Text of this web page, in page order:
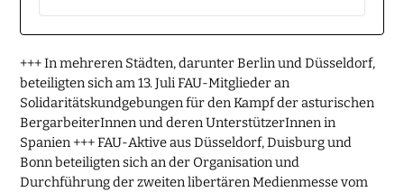
+++ In mehreren Städten, darunter Berlin und Düsseldorf,
beteiligten sich am 13. Juli FAU-Mitglieder an
Solidaritätskundgebungen für den Kampf der asturischen
BergarbeiterInnen und deren UnterstützerInnen in
Spanien +++ FAU-Aktive aus Düsseldorf, Duisburg und
Bonn beteiligten sich an der Organisation und
Durchführung der zweiten libertären Medienmesse vom